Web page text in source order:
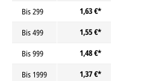
Bis299
1,63 €*
Bis499
1,55 €*
Bis999
1,48 €*
Bis 1999
1,37 €*